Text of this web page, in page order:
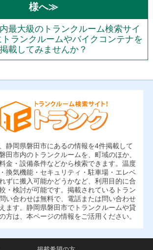
様へ≫
最大級のトランクルーム検索サイ
トランクルームやバイクコンテナを
掲載してみませんか？
静岡県磐田市にあるの情報を4件掲載して
田市内のトランクルームを、町域のほか、
金・設備条件などから検索できます。温度
換気機能・セキュリティ・駐車場・エレベ
ずに搬入可能かどうかなど、利用目的に合
・検討が可能です。掲載されているトラン
い合わせは無料で、電話または問い合わせ
ます。静岡県磐田市でトランクルームや貸
方は、本ページの情報をご活用ください。